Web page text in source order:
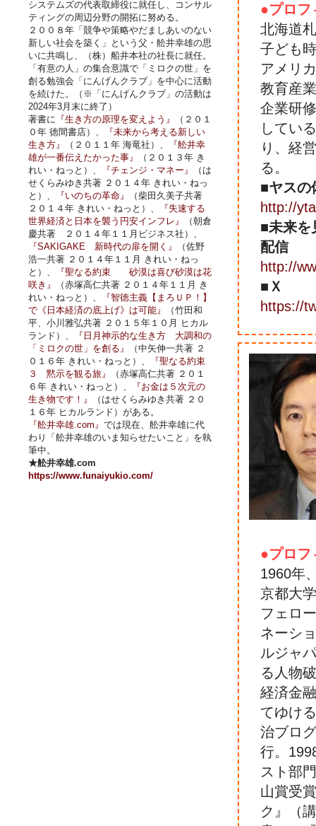
●プロフ
北海道
子ども
アメリ
教育産
企業研
してい
り、経
る。
■ヤスの
http://
■未来
配信
http://
■Ｘ
https://
●プロフ
1960年
京都大
フェロ
ネーシ
ルジャ
る人物
経済金
てゆけ
治ブロ
行。
スト部
山賞受
ク』（
システムズの代表取締役に就任し、コンサル
ティングの周辺分野の開拓に努める。
２００８年「競争や策略やだましあいのない
新しい社会を築く」という父・舩井幸雄の思
いに共鳴し、（株）船井本社の社長に就任。
「有意の人」の集合意識で「ミロクの世」を
創る勉強会「にんげんクラブ」を中心に活動
を続けた。（※「にんげんクラブ」の活動は
2024年3月末に終了）
著書に 『生き方の原理を変えよう』
（２０１
０年 徳間書店）、
『未来から考える新しい
生き方』
（２０１１年 海竜社）、
『舩井幸
雄が一番伝えたかった事』
（２０１３年 き
れい・ねっと）、
『チェンジ・マネー』
（は
せくらみゆき共著 ２０１４年 きれい・ねっ
と）、
『いのちの革命』
（柴田久美子共著
２０１４年 きれい・ねっと）、
『失速する
世界経済と日本を襲う円安インフレ』
（朝倉
慶共著 ２０１４年１１月ビジネス社）、
『SAKIGAKE 新時代の扉を開く』
（佐野
浩一共著 ２０１４年１１月 きれい・ねっ
と）、
『聖なる約束 砂漠は喜び砂漠は花
咲き』
（赤塚高仁共著 ２０１４年１１月 き
れい・ねっと）、
『智徳主義【まろＵＰ！】
で《日本経済の底上げ》は可能』
（竹田和
平、小川雅弘共著 ２０１５年１０月 ヒカル
ランド）、
『日月神示的な生き方 大調和の
「ミロクの世」を創る』
（中矢伸一共著 ２
０１６年 きれい・ねっと）、
『聖なる約束
３ 黙示を観る旅』
（赤塚高仁共著 ２０１
６年 きれい・ねっと）、
『お金は５次元の
生き物です！』
（はせくらみゆき共著 ２０
１６年 ヒカルランド）がある。
『舩井幸雄.com』 では現在、舩井幸雄に代
わり「舩井幸雄のいま知らせたいこと」を執
筆中。
★舩井幸雄.com
https://www.funaiyukio.com/